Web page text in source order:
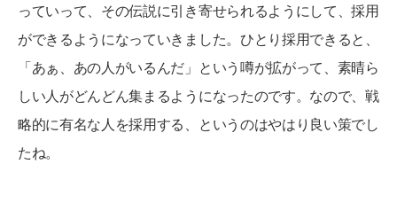
っていって、その伝説に引き寄せられるようにして、採用
ができるようになっていきました。ひとり採用できると、
「あぁ、あの人がいるんだ」という噂が拡がって、素晴ら
しい人がどんどん集まるようになったのです。なので、戦
略的に有名な人を採用する、というのはやはり良い策でし
たね。